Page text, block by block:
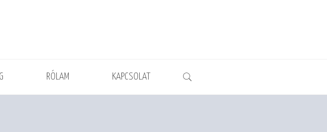
RÓLAM KAPCSOLAT